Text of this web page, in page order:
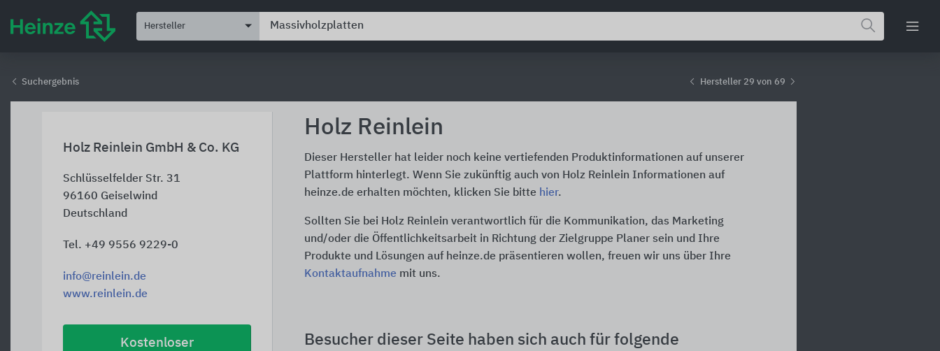
Hersteller
Suchergebnis Hersteller 29 von 69
Holz Reinlein GmbH & Co. KG
Schlüsselfelder Str. 31
96160 Geiselwind
Deutschland
Tel. +49 9556 9229-0
info@reinlein.de
www.reinlein.de
Kostenloser
Holz Reinlein
Dieser Hersteller hat leider noch keine vertiefenden Produktinformationen auf unserer
Plattform hinterlegt. Wenn Sie zukünftig auch von Holz Reinlein Informationen auf
heinze.de erhalten möchten, klicken Sie bitte hier.
Sollten Sie bei Holz Reinlein verantwortlich für die Kommunikation, das Marketing
und/oder die Öffentlichkeitsarbeit in Richtung der Zielgruppe Planer sein und Ihre
Produkte und Lösungen auf heinze.de präsentieren wollen, freuen wir uns über Ihre
Kontaktaufnahme mit uns.
Besucher dieser Seite haben sich auch für folgende